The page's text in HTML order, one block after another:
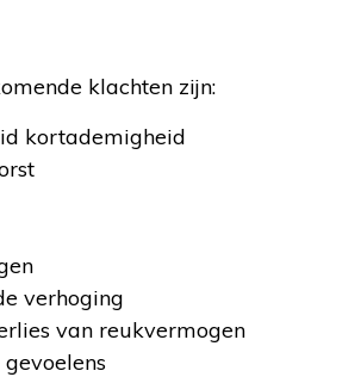
klachten zijn:
kortademigheid
verhoging
van reukvermogen